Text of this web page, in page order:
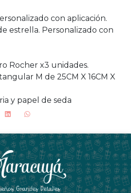
con aplicación.
estrella. Personalizado con
Rocher x3 unidades.
M de 25CM X 16CM X
y papel de seda